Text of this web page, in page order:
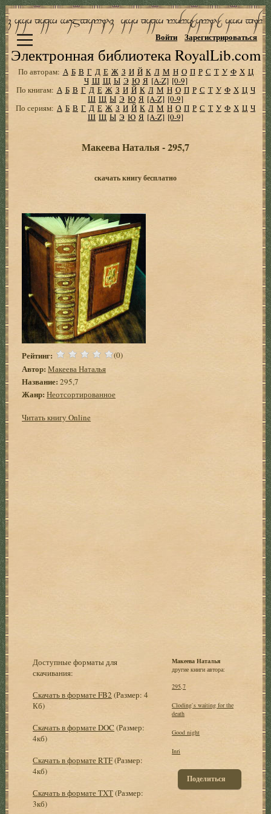
Электронная библиотека RoyalLib.com
Войти Зарегистрироваться
По авторам: А Б В Г Д Е Ж З И Й К Л М Н О П Р С Т У Ф Х Ц
Ч Ш Щ Ы Э Ю Я [A-Z] [0-9]
По книгам: А Б В Г Д Е Ж З И Й К Л М Н О П Р С Т У Ф Х Ц Ч
Ш Щ Ы Э Ю Я [A-Z] [0-9]
По сериям: А Б В Г Д Е Ж З И Й К Л М Н О П Р С Т У Ф Х Ц Ч
Ш Щ Ы Э Ю Я [A-Z] [0-9]
Макеева Наталья - 295,7
скачать книгу бесплатно
Рейтинг: (0)
Автор: Макеева Наталья
Название: 295,7
Жанр: Неотсортированное
Читать книгу Online
Доступные форматы для
скачивания:
Скачать в формате FB2 (Размер: 4
Кб)
Скачать в формате DOC (Размер:
4кб)
Скачать в формате RTF(Размер:
4кб)
Скачать в формате TXT(Размер:
3кб)
Макеева Наталья
другие книги автора:
295,7
Cloding`s waiting for the
death
Good night
Inri
Поделиться